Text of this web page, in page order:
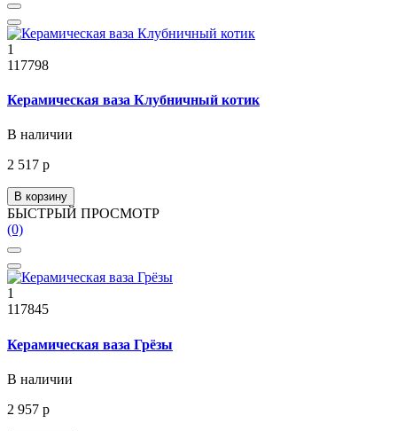
1
117798
Керамическая ваза Клубничный котик
В наличии
2 517 р
В корзину
БЫСТРЫЙ ПРОСМОТР
(0)
1
117845
Керамическая ваза Грёзы
В наличии
2 957 р